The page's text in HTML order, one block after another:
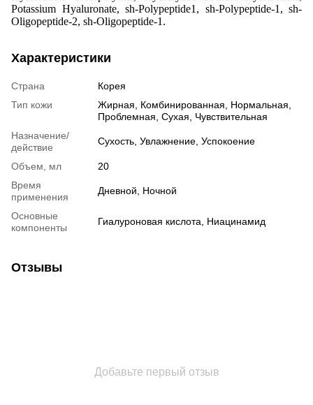
Potassium Hyaluronate, sh-Polypeptide1, sh-Polypeptide-1, sh-
Oligopeptide-2, sh-Oligopeptide-1.
Характеристики
Страна
Корея
Тип кожи
Жирная Комбинированная Нормальная
Проблемная Сухая
Чувствительная
Назначение/
действие
Сухость Увлажнение Успокоение
Объем, мл
20
Время
применения
Дневной Ночной
Основные
компоненты
Гиалуроновая кислота Ниацинамид
Отзывы
Добавьте первый отзыв